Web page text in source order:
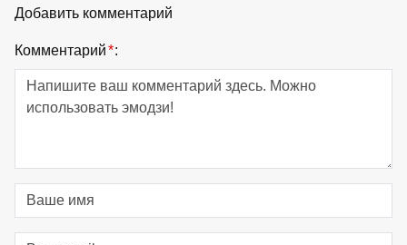
Добавить комментарий
Комментарий*: